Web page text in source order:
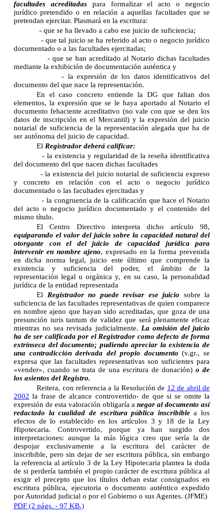
facultades acreditadaspara formalizar el acto o negocio
jurídico pretendido o en relación a aquellas facultades que se
pretendan ejercitar. Plasmará en la escritura:
- que se ha llevado a cabo ese juicio de suficiencia;
- que tal juicio se ha referido al acto o negocio jurídico
documentado o a las facultades ejercitadas;
- que se han acreditado al Notario dichas facultades
mediante la exhibición de documentación auténtica y
- la expresión de los datos identificativos del
documento del que nace la representación.
En el caso concreto entiende la DG que faltan dos
elementos, la expresión que se le haya aportado al Notario el
documento fehaciente acreditativo (no vale con que se den los
datos de inscripción en el Mercantil) y la expresión del juicio
notarial de suficiencia de la representación alegada que ha de
ser autónoma del juicio de capacidad.
ElRegistrador deberá calificar:
- la existencia y regularidad de la reseña identificativa
del documento del que nacen dichas facultades
- la existencia del juicio notarial de suficiencia expreso
y concreto en relación con el acto o negocio jurídico
documentado o las facultades ejercitadas y
- la congruencia de la calificación que hace el Notario
del acto o negocio jurídico documentado y el contenido del
mismo título.
El Centro Directivo interpreta dicho artículo 98,
equiparando el valor del juicio sobre la capacidad natural del
otorgante con el del juicio de capacidad jurídica para
intervenir en nombre ajeno, expresado en la forma prevenida
en dicha norma legal, juicio este último que comprende la
existencia y suficiencia del poder, el ámbito de la
representación legal u orgánica y, en su caso, la personalidad
jurídica de la entidad representada
El Registrador no puede revisar ese juicio sobre la
suficiencia de las facultades representativas de quien comparece
en nombre ajeno que hayan sido acreditadas, que goza de una
presunción iuris tantum de validez que será plenamente eficaz
mientras no sea revisada judicialmente. La omisión del juicio
ha de ser calificada por el Registrador como defecto de forma
extrínseca del documento; pudiendo apreciar la existencia de
una contradicción derivada del propio documento(v.gr., se
expresa que las facultades representativas son suficientes para
«vender», cuando se trata de una escritura de donación) o de
los asientos del Registro.
Reitera, con referencia a la Resolución de 12 de abril de
2002 la frase de alcance controvertido- de que si se omite la
expresión de esta valoración obligaría a negar al documento así
redactado la cualidad de escritura pública inscribiblea los
efectos de lo establecido en los artículos 3 y 18 de la Ley
Hipotecaria. Controvertido, porque ya han surgido dos
interpretaciones: aunque la más lógica creo que sería la de
despojar exclusivamente a la escritura del carácter de
inscribible, pero sin dejar de ser escritura pública, sin embargo
la referencia al artículo 3 de la Ley Hipotecaria plantea la duda
de si perdería también el propio carácter de escritura pública al
exigir el precepto que los títulos deban estar consignados en
escritura pública, ejecutoria o documento auténtico expedido
por Autoridad judicial o por el Gobierno o sus Agentes. (JFME)
PDF (2 págs. - 97 KB.)